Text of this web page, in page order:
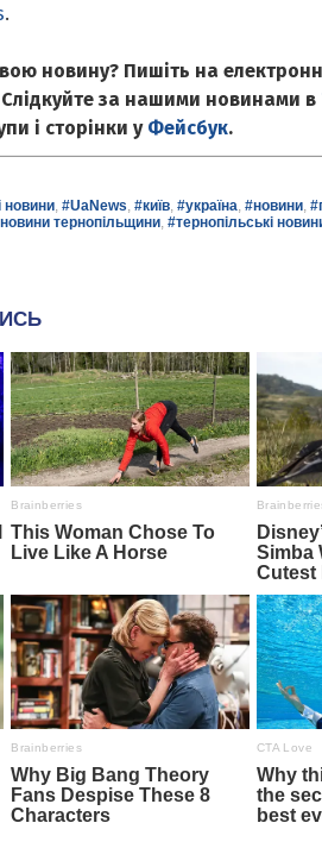
.
новину? Пишіть на
за нашими новинами в
і сторінки у Фейсбук.
новини, #UaNews, #київ, #україна, #новини,
тернопільщини, #тернопільські